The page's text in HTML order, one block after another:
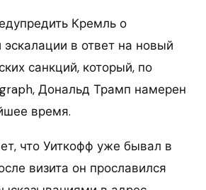
Кремль о
эскалации в ответ на новый
санкций, который, по
Дональд Трамп намерен
время.
что Уиткофф уже бывал в
визита он прославился